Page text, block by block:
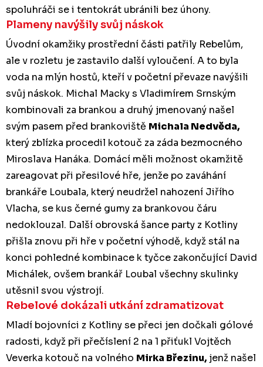
spoluhráči se i tentokrát ubránili bez úhony.
Plameny navýšily svůj náskok
Úvodní okamžiky prostřední části patřily Rebelům,
ale v rozletu je zastavilo další vyloučení. A to byla
voda na mlýn hostů, kteří v početní převaze navýšili
svůj náskok. Michal Macky s Vladimírem Srnským
kombinovali za brankou a druhý jmenovaný našel
svým pasem před brankoviště Michala Nedvěda,
který zblízka procedil kotouč za záda bezmocného
Miroslava Hanáka. Domácí měli možnost okamžitě
zareagovat při přesilové hře, jenže po zaváhání
brankáře Loubala, který neudržel nahození Jiřího
Vlacha, se kus černé gumy za brankovou čáru
nedoklouzal. Další obrovská šance party z Kotliny
přišla znovu při hře v početní výhodě, když stál na
konci pohledné kombinace k tyčce zakončující David
Michálek, ovšem brankář Loubal všechny skulinky
utěsnil svou výstrojí.
Rebelové dokázali utkání zdramatizovat
Mladí bojovníci z Kotliny se přeci jen dočkali gólové
radosti, když při přečíslení 2 na 1 přiťukl Vojtěch
Veverka kotouč na volného Mirka Březinu, jenž našel